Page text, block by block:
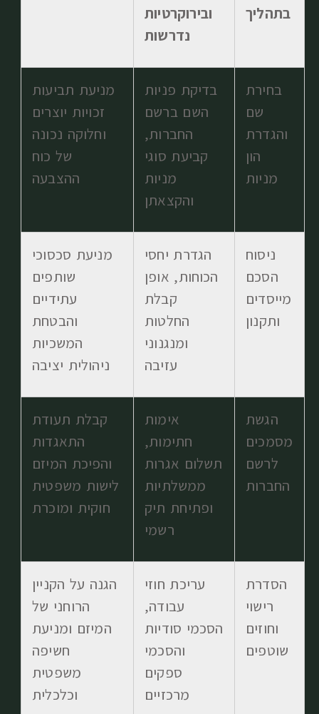
בתהליך
ובירוקרטיות
נדרשות
בחירת
שם
והגדרת
הון
מניות
בדיקת פניות
השם ברשם
החברות,
קביעת סוגי
מניות
והקצאתן
מניעת תביעות
זכויות יוצרים
וחלוקה נכונה
של כוח
ההצבעה
ניסוח
הסכם
מייסדים
ותקנון
הגדרת יחסי
הכוחות, אופן
קבלת
החלטות
ומנגנוני
עזיבה
מניעת סכסוכי
שותפים
עתידיים
והבטחת
המשכיות
ניהולית יציבה
הגשת
מסמכים
לרשם
החברות
אימות
חתימות,
תשלום אגרות
ממשלתיות
ופתיחת תיק
רשמי
קבלת תעודת
התאגדות
והפיכת המיזם
לישות משפטית
חוקית ומוכרת
הסדרת
רישוי
וחוזים
שוטפים
עריכת חוזי
עבודה,
הסכמי סודיות
והסכמי
ספקים
מרכזיים
הגנה על הקניין
הרוחני של
המיזם ומניעת
חשיפה
משפטית
וכלכלית